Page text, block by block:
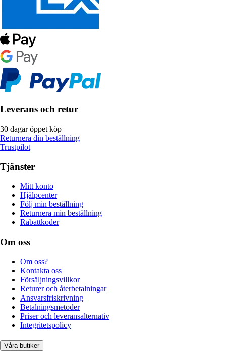
Leverans och retur
30 dagar öppet köp
Returnera din beställning
Trustpilot
Tjänster
Mitt konto
Hjälpcenter
Följ min beställning
Returnera min beställning
Rabattkoder
Om oss
Om oss?
Kontakta oss
Försäljningsvillkor
Returer och återbetalningar
Ansvarsfriskrivning
Betalningsmetoder
Priser och leveransalternativ
Integritetspolicy
Våra butiker